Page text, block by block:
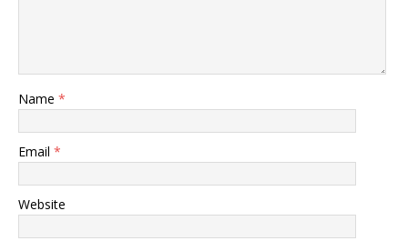
Name *
Email *
Website